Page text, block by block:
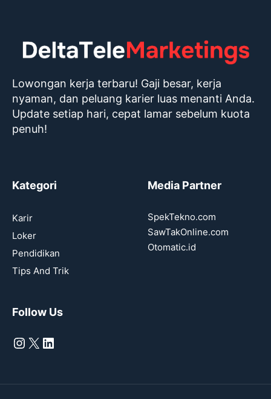
Lowongan kerja terbaru! Gaji besar, kerja
nyaman, dan peluang karier luas menanti Anda.
Update setiap hari, cepat lamar sebelum kuota
penuh!
Kategori
Karir
Loker
Pendidikan
Tips And Trik
Media Partner
SpekTekno.com
SawTakOnline.com
Otomatic.id
Follow Us
Instagram
X LinkedIn